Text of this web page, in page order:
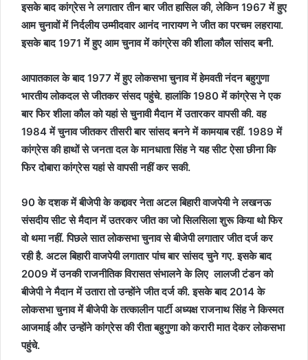
इसके बाद कांग्रेस ने लगातार तीन बार जीत हासिल की, लेकिन 1967 में हुए
आम चुनावों में निर्दलीय उम्मीदवार आनंद नारायण ने जीत का परचम लहराया.
इसके बाद 1971 में हुए आम चुनाव में कांग्रेस की शीला कौल सांसद बनी.
आपातकाल के बाद 1977 में हुए लोकसभा चुनाव में हेमवती नंदन बहुगुणा
भारतीय लोकदल से जीतकर संसद पहुंचे. हालांकि 1980 में कांग्रेस ने एक
बार फिर शीला कौल को यहां से चुनावी मैदान में उतारकर वापसी की. वह
1984 में चुनाव जीतकर तीसरी बार सांसद बनने में कामयाब रहीं. 1989 में
कांग्रेस की हाथों से जनता दल के मानधाता सिंह ने यह सीट ऐसा छीना कि
फिर दोबारा कांग्रेस यहां से वापसी नहीं कर सकी.
90 के दशक में बीजेपी के कद्दावर नेता अटल बिहारी वाजपेयी ने लखनऊ
संसदीय सीट से मैदान में उतरकर जीत का जो सिलसिला शुरू किया थो फिर
वो थमा नहीं. पिछले सात लोकसभा चुनाव से बीजेपी लगातार जीत दर्ज कर
रही है. अटल बिहारी वाजपेयी लगातार पांच बार सांसद चुने गए. इसके बाद
2009 में उनकी राजनीतिक विरासत संभालने के लिए लालजी टंडन को
बीजेपी ने मैदान में उतारा तो उन्होंने जीत दर्ज की. इसके बाद 2014 के
लोकसभा चुनाव में बीजेपी के तत्कालीन पार्टी अध्यक्ष राजनाथ सिंह ने किस्मत
आजमाई और उन्होंने कांग्रेस की रीता बहुगुणा को करारी मात देकर लोकसभा
पहुंचे.